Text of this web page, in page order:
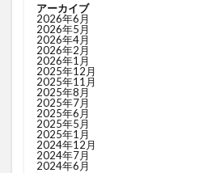
アーカイブ
2026年6月
2026年5月
2026年4月
2026年2月
2026年1月
2025年12月
2025年11月
2025年8月
2025年7月
2025年6月
2025年5月
2025年1月
2024年12月
2024年7月
2024年6月